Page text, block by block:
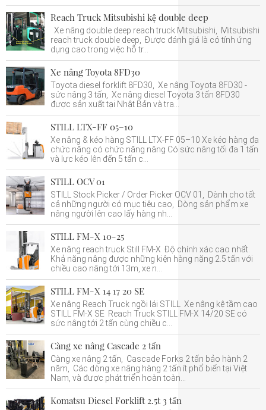
Reach Truck Mitsubishi kệ double deep
Xe nâng double deep reach truck Mitsubishi, Mitsubishi
reach truck double deep, Được đánh giá là có tính ứng
dụng cao trong việc hỗ tr...
Xe nâng Toyota 8FD30
Toyota diesel forklift 8FD30, Xe nâng Toyota 8FD30 -
sức nâng 3 tấn, Xe nâng diesel Toyota 3 tấn 8FD30
được sản xuất tại Nhật Bản và tra...
STILL LTX-FF 05–10
Xe nâng & kéo hàng STILL LTX-FF 05–10 Xe kéo hàng đa
chức năng có chức năng nâng Có sức nâng tối đa 1 tấn
và lực kéo lên đến 5 tấn c...
STILL OCV 01
STILL Stock Picker / Order Picker OCV 01, Dành cho tất
cả những người có mục tiêu cao, Dòng sản phẩm xe
nâng người lên cao lấy hàng nh...
STILL FM-X 10-25
Xe nâng reach truck Still FM-X Độ chính xác cao nhất.
Khả năng nâng được những kiện hàng nặng 2.5 tấn với
chiều cao nâng tới 13m, xe n...
STILL FM-X 14 17 20 SE
Xe nâng Reach Truck ngồi lái STILL Xe nâng kệ tầm cao
STILL FM-X SE Reach Truck STILL FM-X 14/20 SE có
sức nâng tới 2 tấn cùng chiều c...
Càng xe nâng Cascade 2 tấn
Càng xe nâng 2 tấn, Cascade Forks 2 tấn bảo hành 2
năm, Các dòng xe nâng hàng 2 tấn ít phổ biến tại Việt
Nam, và được phát triển hoàn toàn...
Komatsu Diesel Forklift 2.5t 3 tấn